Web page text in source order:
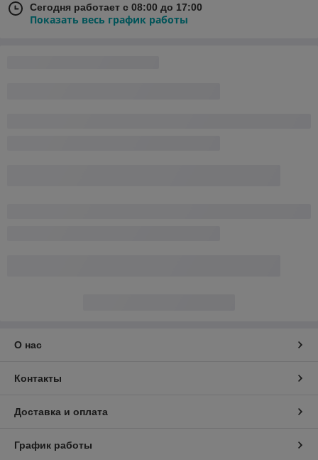
Сегодня работает с 08:00 до 17:00
Показать весь график работы
О нас
Контакты
Доставка и оплата
График работы